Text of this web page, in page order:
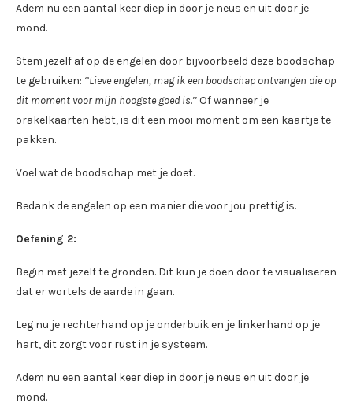
Adem nu een aantal keer diep in door je neus en uit door je
mond.
Stem jezelf af op de engelen door bijvoorbeeld deze boodschap
te gebruiken: ‘’Lieve engelen, mag ik een boodschap ontvangen die op
dit moment voor mijn hoogste goed is.’’Of wanneer je
orakelkaarten hebt, is dit een mooi moment om een kaartje te
pakken.
Voel wat de boodschap met je doet.
Bedank de engelen op een manier die voor jou prettig is.
Oefening 2:
Begin met jezelf te gronden. Dit kun je doen door te visualiseren
dat er wortels de aarde in gaan.
Leg nu je rechterhand op je onderbuik en je linkerhand op je
hart, dit zorgt voor rust in je systeem.
Adem nu een aantal keer diep in door je neus en uit door je
mond.